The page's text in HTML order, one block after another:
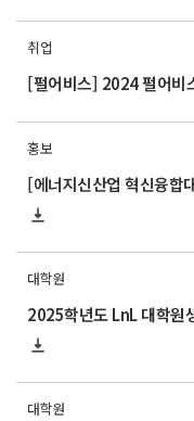
취업
홍보
대학원
2025학년도 LnL 대학원
대학원